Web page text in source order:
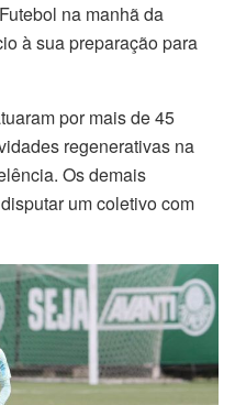
na manhã da
à sua preparação para
por mais de 45
regenerativas na
Os demais
um coletivo com